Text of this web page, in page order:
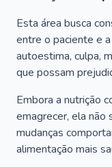
Esta área busca
entre o paciente e
autoestima, culpa,
que possam
Embora a nutrição
emagrecer, ela não
mudanças
alimentação mais